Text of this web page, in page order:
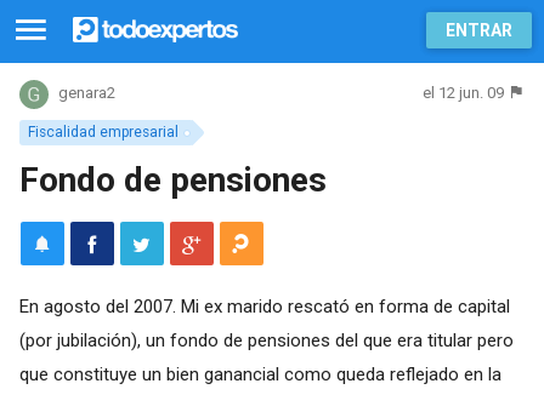
ENTRAR
Fiscalidad empresarial
genara2 el 12 jun. 09
Fondo de pensiones
En agosto del 2007. Mi ex marido rescató en forma de capital
(por jubilación), un fondo de pensiones del que era titular pero
que constituye un bien ganancial como queda reflejado en la